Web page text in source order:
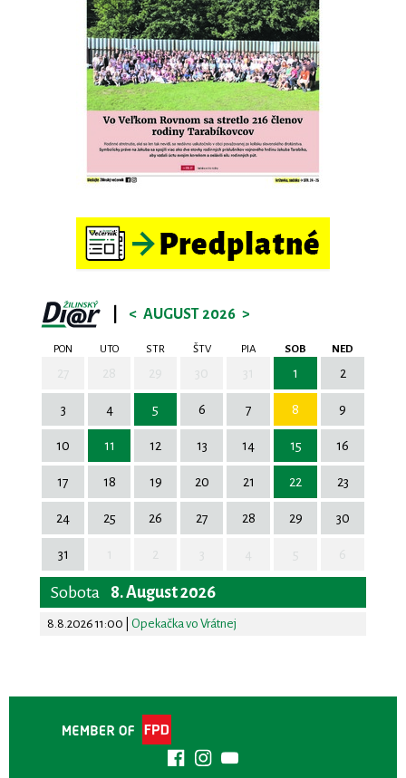
< AUGUST 2026 >
PON UTO STR ŠTV PIA SOB NED
1 2
3 4 5 6 7 8 9
10 11 12 13 14 15 16
17 18 19 20 21 22 23
24 25 26 27 28 29 30
31
Sobota 8. August 2026
8.8.2026 11:00 Opekačka vo Vrátnej